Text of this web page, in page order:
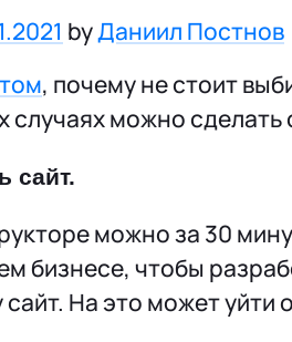
byДаниил Постнов
, почему не стоит
случаях можно сделать
сайт.
можно за 30
бизнесе, чтобы
На это может уйти